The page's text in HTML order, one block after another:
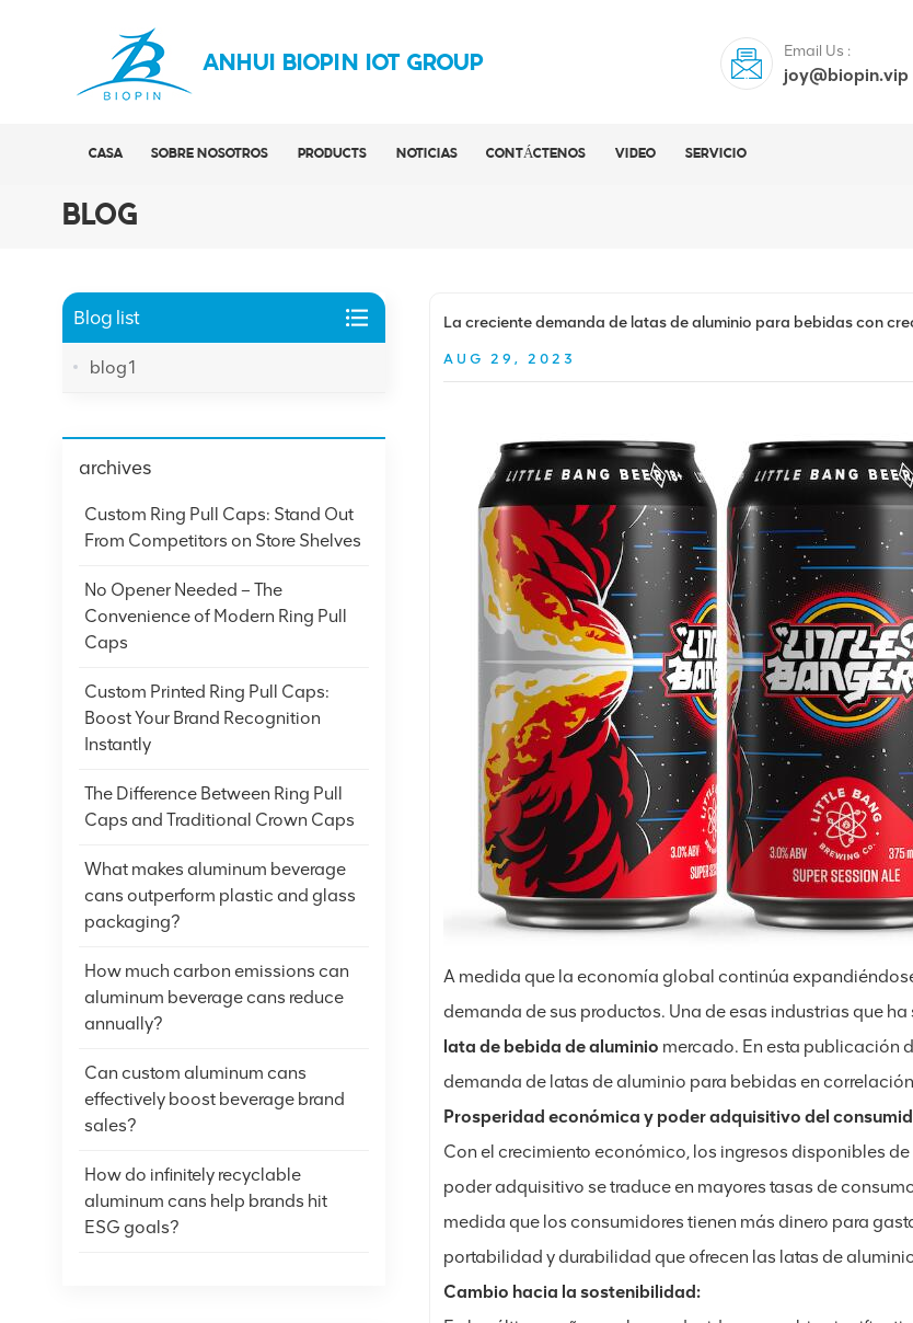
ANHUI BIOPIN IOT GROUP
Email Us :
joy@biopin.vip
CASA SOBRE NOSOTROS PRODUCTS NOTICIAS CONTÁCTENOS VIDEO SERVICIO
BLOG
La creciente demanda de latas de aluminio para bebidas con
AUG 29, 2023
A medida que la economía global continúa
demanda de sus productos. Una de esas industrias que
lata de bebida de aluminio mercado. En esta publicación
demanda de latas de aluminio para bebidas en
Prosperidad económica y poder adquisitivo del
Con el crecimiento económico, los ingresos disponibles
poder adquisitivo se traduce en mayores tasas de
medida que los consumidores tienen más dinero para
portabilidad y durabilidad que ofrecen las latas de
Cambio hacia la sostenibilidad:
Blog list
blog1
archives
Custom Ring Pull Caps: Stand Out
From Competitors on Store Shelves
No Opener Needed – The
Convenience of Modern Ring Pull
Caps
Custom Printed Ring Pull Caps:
Boost Your Brand Recognition
Instantly
The Difference Between Ring Pull
Caps and Traditional Crown Caps
What makes aluminum beverage
cans outperform plastic and glass
packaging?
How much carbon emissions can
aluminum beverage cans reduce
annually?
Can custom aluminum cans
effectively boost beverage brand
sales?
How do infinitely recyclable
aluminum cans help brands hit
ESG goals?